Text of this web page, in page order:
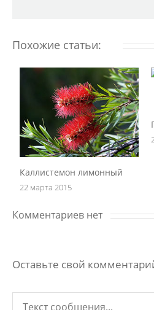
Похожие статьи:
Каллистемон лимонный
22 марта 2015
Комментариев нет
Оставьте свой